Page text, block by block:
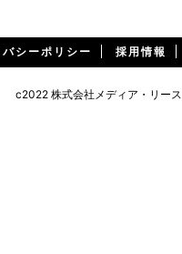
バシーポリシー 採用情報
c2022 株式会社メディア・リース